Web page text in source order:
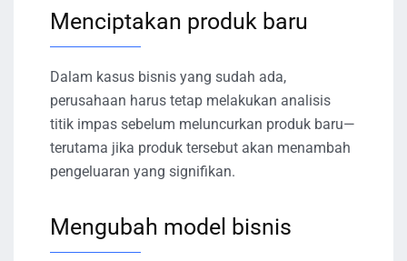
Menciptakan produk baru
Dalam kasus bisnis yang sudah ada,
perusahaan harus tetap melakukan analisis
titik impas sebelum meluncurkan produk baru—
terutama jika produk tersebut akan menambah
pengeluaran yang signifikan.
Mengubah model bisnis